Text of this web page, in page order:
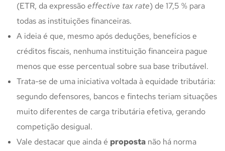
(ETR, da expressãoeffective tax rate) de 17,5 % para
todas as instituições financeiras.
A ideia é que, mesmo após deduções, benefícios e
créditos fiscais, nenhuma instituição financeira pague
menos que esse percentual sobre sua base tributável.
Trata-se de uma iniciativa voltada à equidade tributária:
segundo defensores, bancos e fintechs teriam situações
muito diferentes de carga tributária efetiva, gerando
competição desigual.
Vale destacar que ainda é proposta não há norma